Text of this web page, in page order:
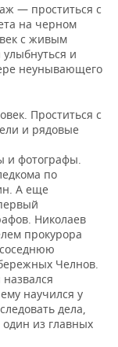
— проститься с
на черном
с живым
и
неунывающего
Проститься с
и рядовые
и фотографы.
по
А еще
Николаев
прокурора
Челнов.
научился у
дела,
из главных